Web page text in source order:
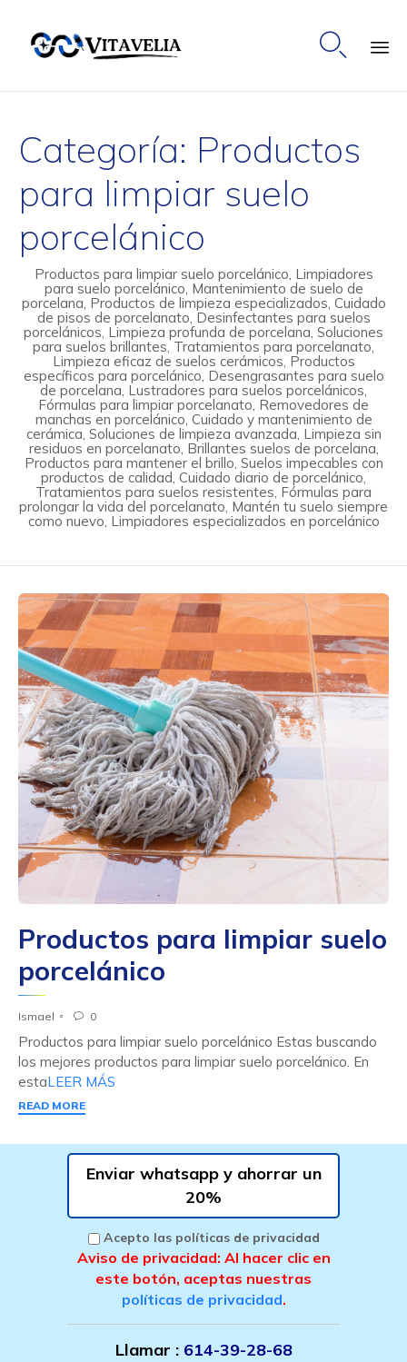

Categoría: Productos
para limpiar suelo
porcelánico
Productos para limpiar suelo porcelánico, Limpiadores
para suelo porcelánico, Mantenimiento de suelo de
porcelana, Productos de limpieza especializados, Cuidado
de pisos de porcelanato, Desinfectantes para suelos
porcelánicos, Limpieza profunda de porcelana, Soluciones
para suelos brillantes, Tratamientos para porcelanato,
Limpieza eficaz de suelos cerámicos, Productos
específicos para porcelánico, Desengrasantes para suelo
de porcelana, Lustradores para suelos porcelánicos,
Fórmulas para limpiar porcelanato, Removedores de
manchas en porcelánico, Cuidado y mantenimiento de
cerámica, Soluciones de limpieza avanzada, Limpieza sin
residuos en porcelanato, Brillantes suelos de porcelana,
Productos para mantener el brillo, Suelos impecables con
productos de calidad, Cuidado diario de porcelánico,
Tratamientos para suelos resistentes, Fórmulas para
prolongar la vida del porcelanato, Mantén tu suelo siempre
como nuevo, Limpiadores especializados en porcelánico
Productos para limpiar suelo
porcelánico
Ismael  0
Productos para limpiar suelo porcelánico Estas buscando
los mejores productos para limpiar suelo porcelánico. En
estaLEER MÁS
READ MORE
Enviar whatsapp y ahorrar un
20%
Acepto las políticas de privacidad
Aviso de privacidad: Al hacer clic en
este botón, aceptas nuestras
políticas de privacidad.
Llamar : 614-39-28-68